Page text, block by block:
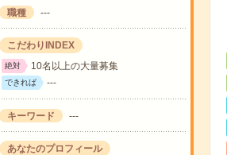
職種 ---
こだわりINDEX
絶対 10名以上の大量募集
できれば ---
キーワード ---
あなたのプロフィール